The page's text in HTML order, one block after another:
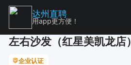
左右沙发（红星美凯龙店）
企业认证
达州直聘
用app更方便！